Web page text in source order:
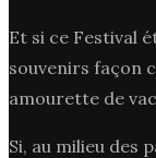
Et si ce Festival
souvenirs façon
amourette de
Si, au milieu des